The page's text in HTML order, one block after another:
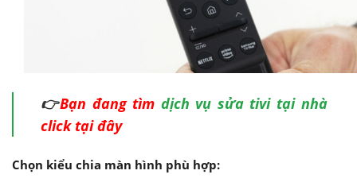
👉Bạn đang tìm dịch vụ sửa tivi tại nhà
click tại đây
Chọn kiểu chia màn hình phù hợp: